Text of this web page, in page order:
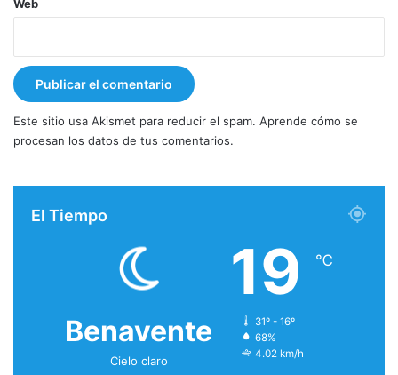
Web
Este sitio usa Akismet para reducir el spam. Aprende cómo se
procesan los datos de tus comentarios.
El Tiempo
Benavente
Cielo claro
19 ℃
31º - 16º
68%
4.02 km/h